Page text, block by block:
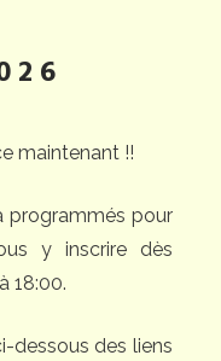
maintenant !!
programmés pour
y inscrire dès
18:00.
dessous des liens